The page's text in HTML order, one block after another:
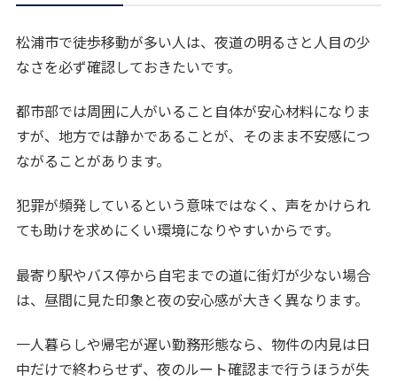
松浦市で徒歩移動が多い人は、夜道の明るさと人目の少
なさを必ず確認しておきたいです。
都市部では周囲に人がいること自体が安心材料になりま
すが、地方では静かであることが、そのまま不安感につ
ながることがあります。
犯罪が頻発しているという意味ではなく、声をかけられ
ても助けを求めにくい環境になりやすいからです。
最寄り駅やバス停から自宅までの道に街灯が少ない場合
は、昼間に見た印象と夜の安心感が大きく異なります。
一人暮らしや帰宅が遅い勤務形態なら、物件の内見は日
中だけで終わらせず、夜のルート確認まで行うほうが失